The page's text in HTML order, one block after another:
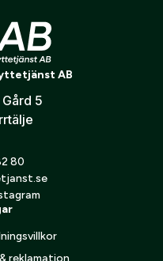
och knappslå
behandlas enligt
AB
5
80
reklamation